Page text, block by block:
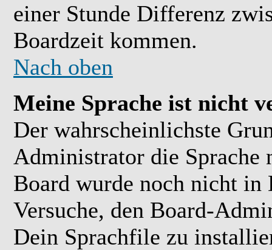
einer Stunde Differenz
Boardzeit kommen.
Nach oben
Meine Sprache ist nicht
Der wahrscheinlichste
Administrator die Sprache
Board wurde noch nicht in
Versuche, den Board-
Dein Sprachfile zu